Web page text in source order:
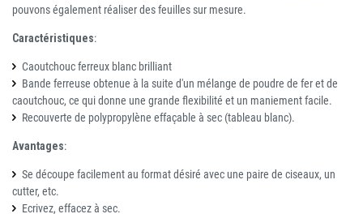
pouvons également réaliser des feuilles sur mesure.
Caractéristiques:
Caoutchouc ferreux blanc brilliant
Bande ferreuse obtenue à la suite d'un mélange de poudre de fer et de
caoutchouc, ce qui donne une grande flexibilité et un maniement facile.
Recouverte de polypropylène effaçable à sec (tableau blanc).
Avantages:
Se découpe facilement au format désiré avec une paire de ciseaux, un
cutter, etc.
Ecrivez, effacez à sec.